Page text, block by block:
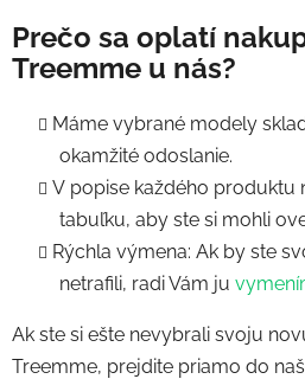
Prečo sa oplatí
Treemme u nás?
Máme vybrané modely
okamžité odoslanie.
V popise každého produktu
tabuľku, aby ste si mohli
Rýchla výmena: Ak by ste
netrafili, radi Vám ju
Ak ste si ešte nevybrali svoju
Treemme, prejdite priamo do